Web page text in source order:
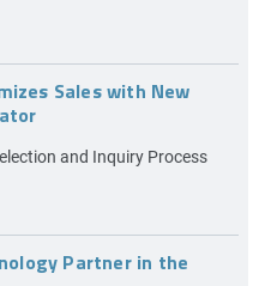
Sales with New
and Inquiry Process
Partner in the